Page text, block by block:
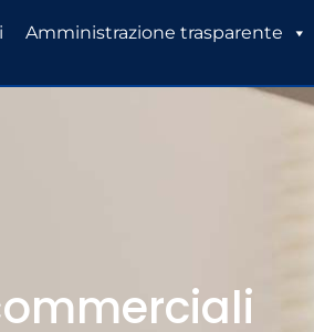
Amministrazione trasparente